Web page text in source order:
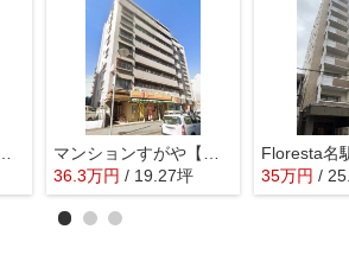
36.3万円 / 19.27坪 35万円 /